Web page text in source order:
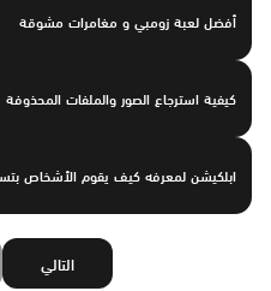
أفضل لعبة زومبي و مغامرات مشوقة
كيفية استرجاع الصور والملفات المحذوفة
ابلكيشن لمعرفه كيف يقوم الأشخاص
التالي